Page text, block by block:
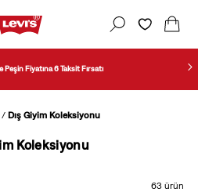
Peşin Fiyatına 6 Taksit Fırsatı
Dış Giyim Koleksiyonu
Koleksiyonu
63 ürün